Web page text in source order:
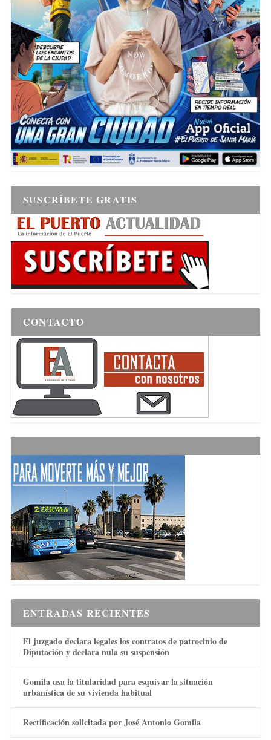
SUSCRÍBETE GRATIS
CONTACTO
ENTRADAS RECIENTES
El juzgado declara legales los contratos de patrocinio de
Diputación y declara nula su suspensión
Gomila usa la titularidad para esquivar la situación
urbanística de su vivienda habitual
Rectificación solicitada por José Antonio Gomila